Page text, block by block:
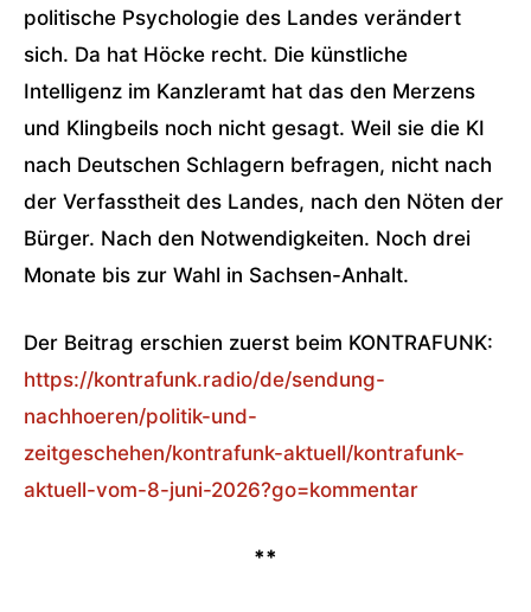
politische Psychologie des Landes verändert
sich. Da hat Höcke recht. Die künstliche
Intelligenz im Kanzleramt hat das den Merzens
und Klingbeils noch nicht gesagt. Weil sie die KI
nach Deutschen Schlagern befragen, nicht nach
der Verfasstheit des Landes, nach den Nöten der
Bürger. Nach den Notwendigkeiten. Noch drei
Monate bis zur Wahl in Sachsen-Anhalt.
Der Beitrag erschien zuerst beim KONTRAFUNK:
https://kontrafunk.radio/de/sendung-
nachhoeren/politik-und-
zeitgeschehen/kontrafunk-aktuell/kontrafunk-
aktuell-vom-8-juni-2026?go=kommentar
**